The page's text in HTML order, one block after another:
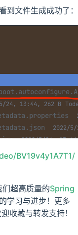
到文件生成成功了：
BV19v4y1A7T1/
超高质量的Spring
学习与进步！更多
in new window
收藏与转发支持！